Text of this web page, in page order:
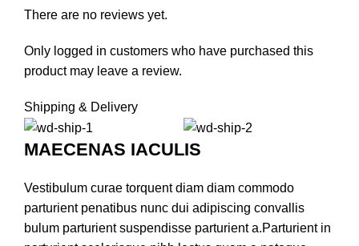
There are no reviews yet.
Only logged in customers who have purchased this
product may leave a review.
Shipping & Delivery
MAECENAS IACULIS
Vestibulum curae torquent diam diam commodo
parturient penatibus nunc dui adipiscing convallis
bulum parturient suspendisse parturient a.Parturient in